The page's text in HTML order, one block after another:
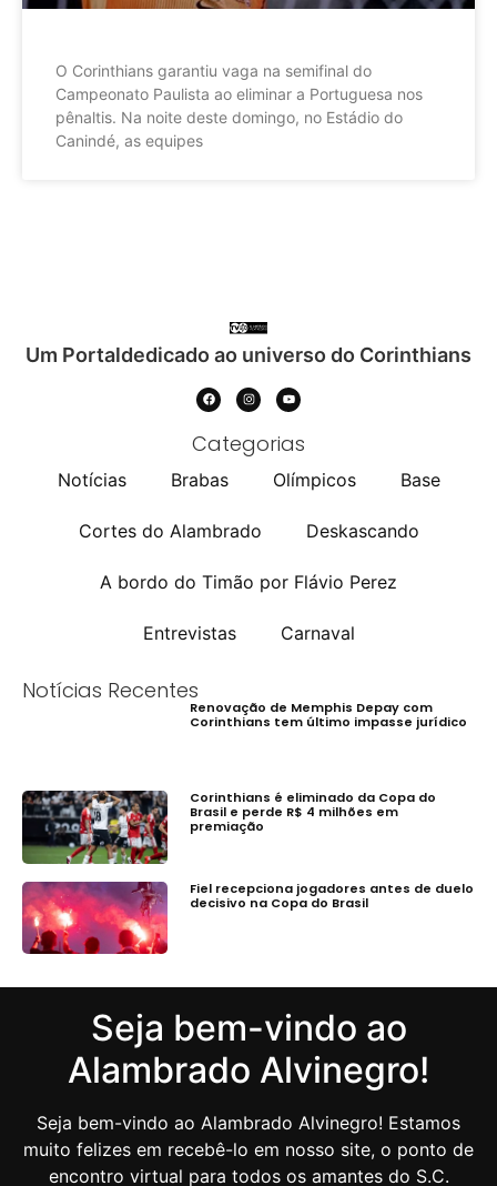
O Corinthians garantiu vaga na semifinal do
Campeonato Paulista ao eliminar a Portuguesa nos
pênaltis. Na noite deste domingo, no Estádio do
Canindé, as equipes
Um Portaldedicado ao universo do Corinthians
Categorias
Notícias Brabas Olímpicos Base
Cortes do Alambrado Deskascando
A bordo do Timão por Flávio Perez
Entrevistas Carnaval
Notícias Recentes
Renovação de Memphis Depay com
Corinthians tem último impasse jurídico
Corinthians é eliminado da Copa do
Brasil e perde R$ 4 milhões em
premiação
Fiel recepciona jogadores antes de duelo
decisivo na Copa do Brasil
Seja bem-vindo ao
Alambrado Alvinegro!
Seja bem-vindo ao Alambrado Alvinegro! Estamos
muito felizes em recebê-lo em nosso site, o ponto de
encontro virtual para todos os amantes do S.C.